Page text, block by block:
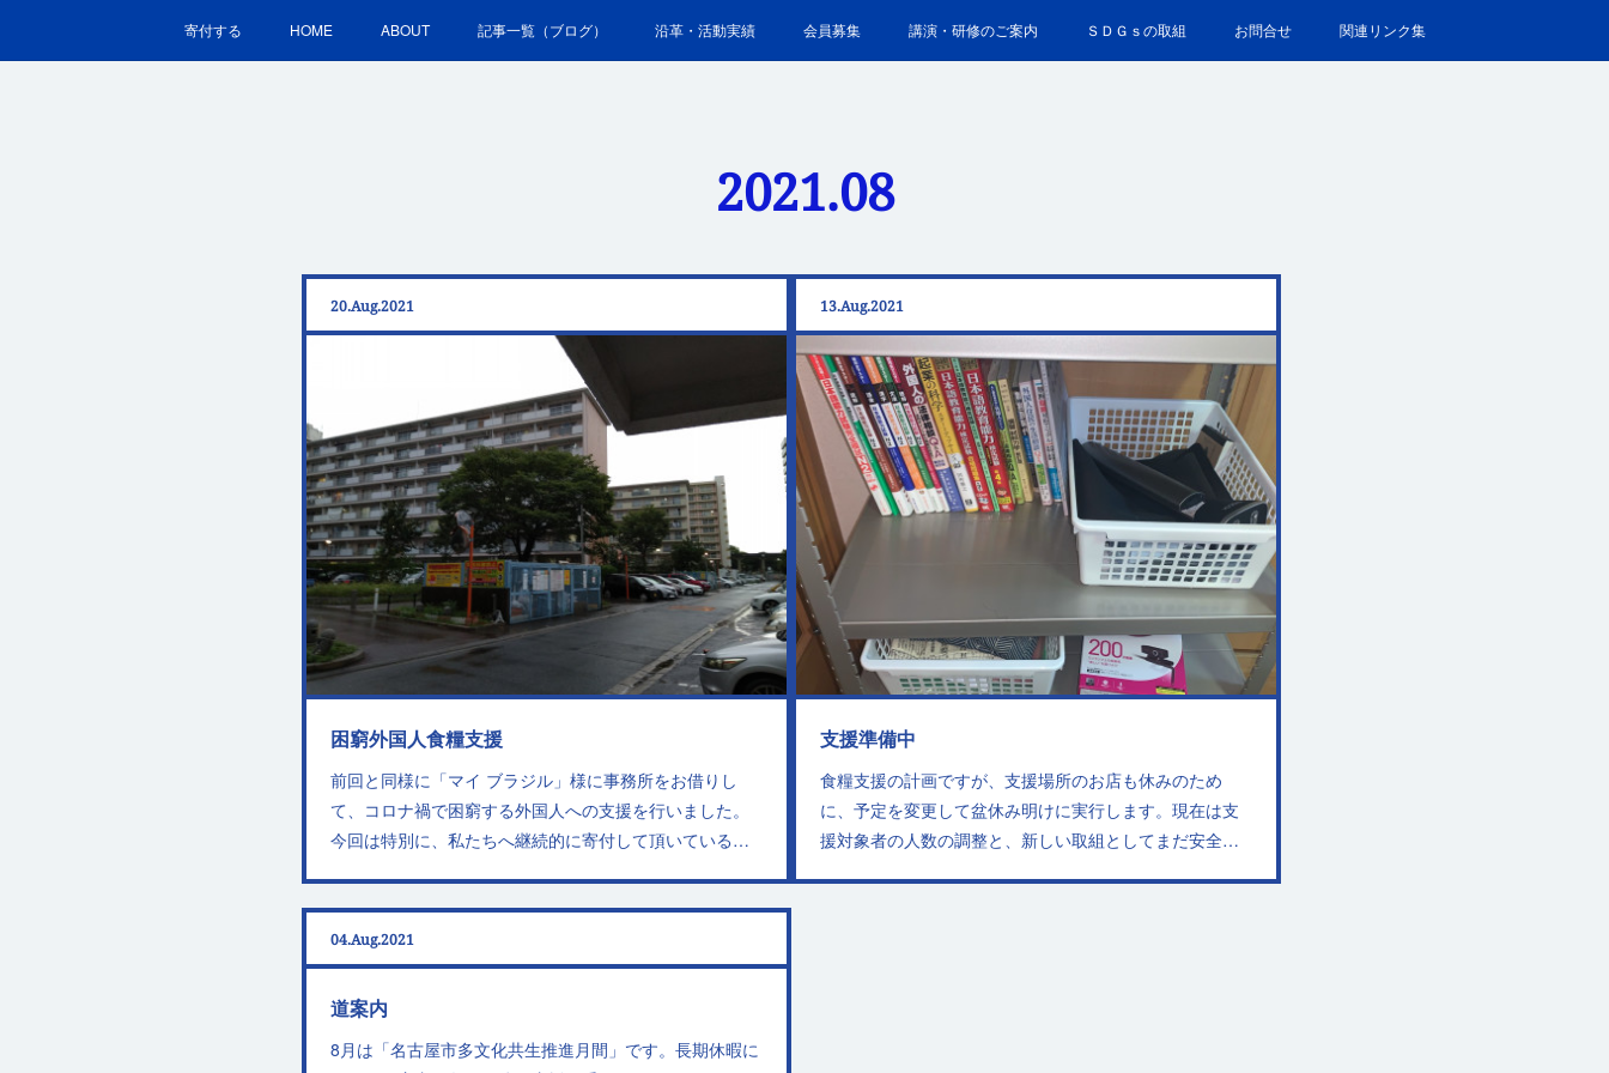
寄付する HOME ABOUT 記事一覧（ブログ） 沿革・活動実績 会員募集 講演・研修のご案内 ＳＤＧｓの取組 お問合せ 関連リンク集
2021.08
20Aug2021
困窮外国人食糧支援
前回と同様に「マイ ブラジル」様に事務所をお借りし
て、コロナ禍で困窮する外国人への支援を行いました。
今回は特別に、私たちへ継続的に寄付して頂いている…
13Aug2021
支援準備中
食糧支援の計画ですが、支援場所のお店も休みのため
に、予定を変更して盆休み明けに実行します。現在は支
援対象者の人数の調整と、新しい取組としてまだ安全…
04Aug2021
道案内
8月は「名古屋市多文化共生推進月間」です。長期休暇に